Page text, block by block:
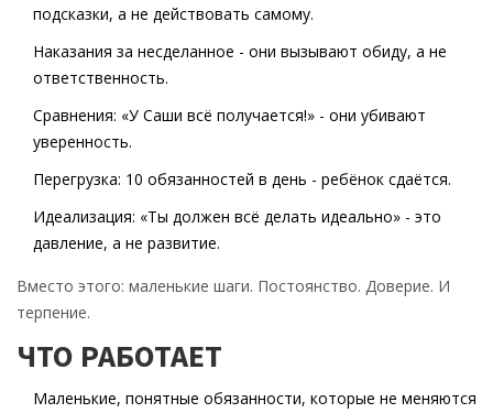
подсказки, а не действовать самому.
Наказания за несделанное - они вызывают обиду, а не
ответственность.
Сравнения: «У Саши всё получается!» - они убивают
уверенность.
Перегрузка: 10 обязанностей в день - ребёнок сдаётся.
Идеализация: «Ты должен всё делать идеально» - это
давление, а не развитие.
Вместо этого: маленькие шаги. Постоянство. Доверие. И
терпение.
ЧТО РАБОТАЕТ
Маленькие, понятные обязанности, которые не меняются